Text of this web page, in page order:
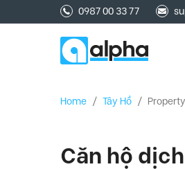
0987 00 33 77
Home / Tây Hồ /
Căn hộ